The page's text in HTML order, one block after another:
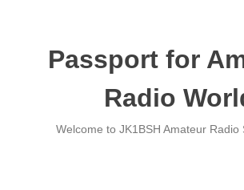
Passport for
Radio
Welcome to JK1BSH Amateur Radio